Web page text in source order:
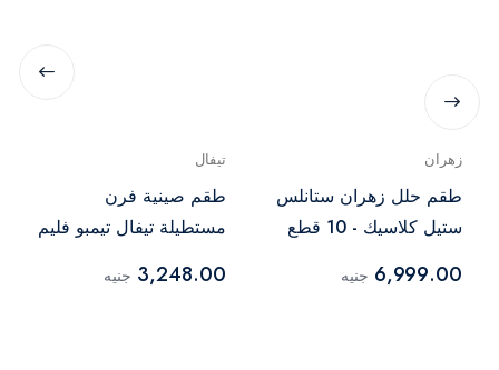
زهران
طقم حلل زهران ستانلس
ستيل كلاسيك - 10 قطع
6,999.00 جنيه
تيفال
طقم صينية فرن
مستطيلة تيفال تيمبو فليم
3,248.00 جنيه